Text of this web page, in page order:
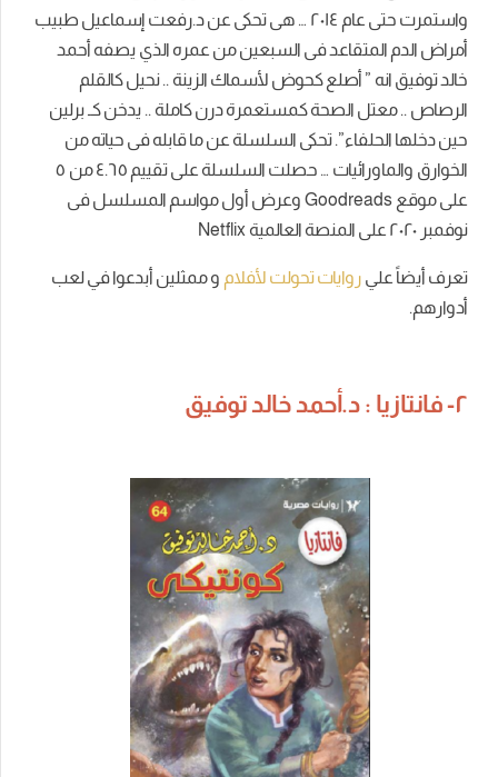
واستمرت حتى عام ٢٠١٤ … هى تحكى عن د.رفعت إسماعيل طبيب
أمراض الدم المتقاعد فى السبعين من عمره الذي يصفه أحمد
خالد توفيق انه ” أصلع كحوض لأسماك الزينة .. نحيل كالقلم
الرصاص .. معتل الصحة كمستعمرة درن كاملة .. يدخن كـ برلين
حين دخلها الحلفاء”. تحكى السلسلة عن ما قابله فى حياته من
الخوارق والماورائيات … حصلت السلسلة على تقييم ٤.٦٥ من ٥
على موقع Goodreads وعرض أول مواسم المسلسل فى
نوفمبر ٢٠٢٠ على المنصة العالمية Netflix
تعرف أيضاً علي روايات تحولت لأفلام و ممثلين أبدعوا في لعب
أدوارهم.
٢- فانتازيا : د.أحمد خالد توفيق